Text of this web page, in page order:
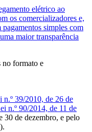
elétrico ao
os comercializadores e,
simples com
maior transparência
no formato e
n.º 39/2010, de 26 de
n.º 90/2014, de 11 de
30 de dezembro, e pelo